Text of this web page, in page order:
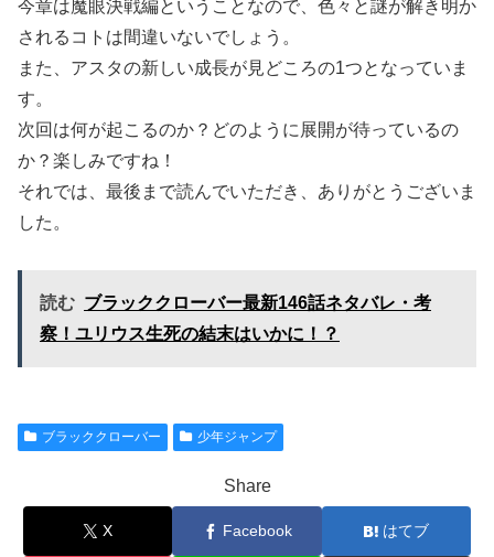
今章は魔眼決戦編ということなので、色々と謎が解き明か
されるコトは間違いないでしょう。
また、アスタの新しい成長が見どころの1つとなっていま
す。
次回は何が起こるのか？どのように展開が待っているの
か？楽しみですね！
それでは、最後まで読んでいただき、ありがとうございま
した。
読む ブラッククローバー最新146話ネタバレ・考
察！ユリウス生死の結末はいかに！？
ブラッククローバー 少年ジャンプ
Share
X Facebook はてブ